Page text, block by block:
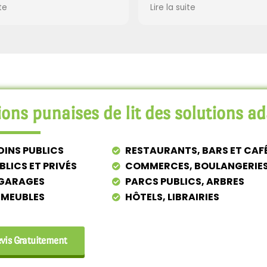
efficace, le tout avec
Lire la suite
punaises de lit des solutions
PUBLICS
ET PRIVÉS
RESTAURANTS, BARS ET
COMMERCES,
PARCS PUBLICS, ARBRES
HÔTELS, LIBRAIRIES
Gratuitement